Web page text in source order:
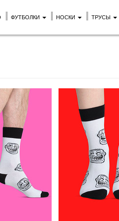
ФУТБОЛКИ НОСКИ ТРУСЫ